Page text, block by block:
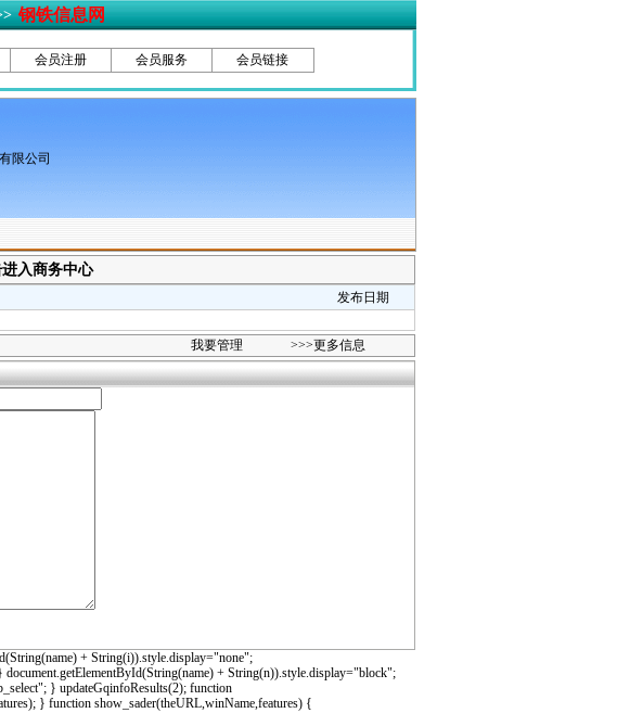
钢铁信息网
会员注册 会员服务 会员链接
限公司
入商务中心
发布日期
我要管理
>>>更多信息
+ String(i)).style.display="none";
+ String(n)).style.display="block";
} updateGqinfoResults(2); function
} function show_sader(theURL,winName,features) {